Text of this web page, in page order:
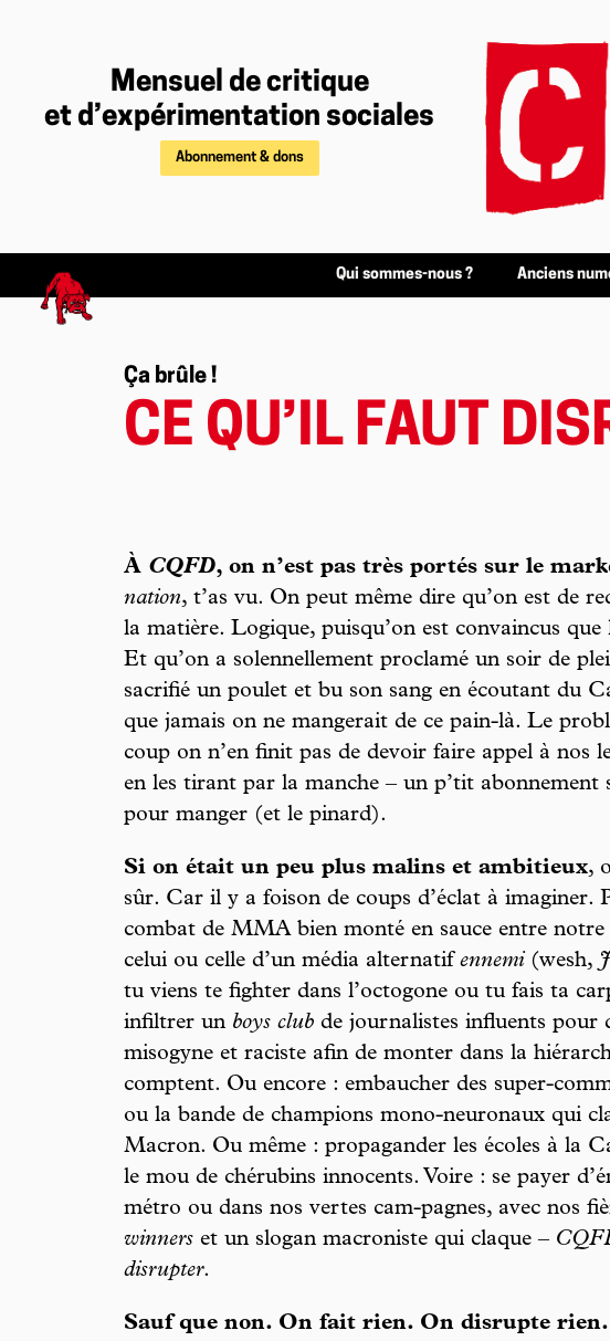
Mensuel de critique
et d’expérimentation sociales
Abonnement & dons
Qui sommes-nous ? Anciens
Ça brûle !
CE QU’IL FAUT
À CQFD, on n’est pas très portés sur le
nation, t’as vu. On peut même dire qu’on est de
la matière. Logique, puisqu’on est convaincus
Et qu’on a solennellement proclamé un soir de
sacrifié un poulet et bu son sang en écoutant du
que jamais on ne mangerait de ce pain-là. Le
coup on n’en finit pas de devoir faire appel à nos
en les tirant par la manche – un p’tit abonnement
pour manger (et le pinard).
Si on était un peu plus malins et ambitieux,
sûr. Car il y a foison de coups d’éclat à imaginer.
combat de MMA bien monté en sauce entre
celui ou celle d’un média alternatif ennemi (wesh,
tu viens te fighter dans l’octogone ou tu fais ta
infiltrer un boys club de journalistes influents pour
misogyne et raciste afin de monter dans la
comptent. Ou encore : embaucher des super-
ou la bande de champions mono-neuronaux qui
Macron. Ou même : propagander les écoles à la
le mou de chérubins innocents. Voire : se payer
métro ou dans nos vertes cam-pagnes, avec nos
winners et un slogan macroniste qui claque –
disrupter.
Sauf que non. On fait rien. On disrupte rien.